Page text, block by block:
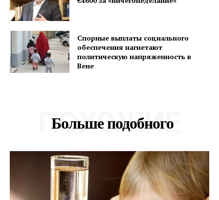
Спорные выплаты социального
обеспечения нагнетают
политическую напряженность в
Вене
Больше подобного
ПОХОЖИЕ